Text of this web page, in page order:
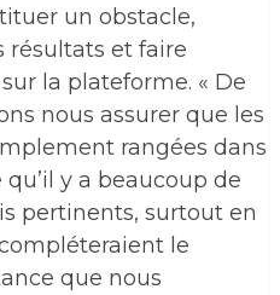
un obstacle,
résultats et faire
la plateforme. « De
nous assurer que les
rangées dans
y a beaucoup de
pertinents, surtout en
le
que nous